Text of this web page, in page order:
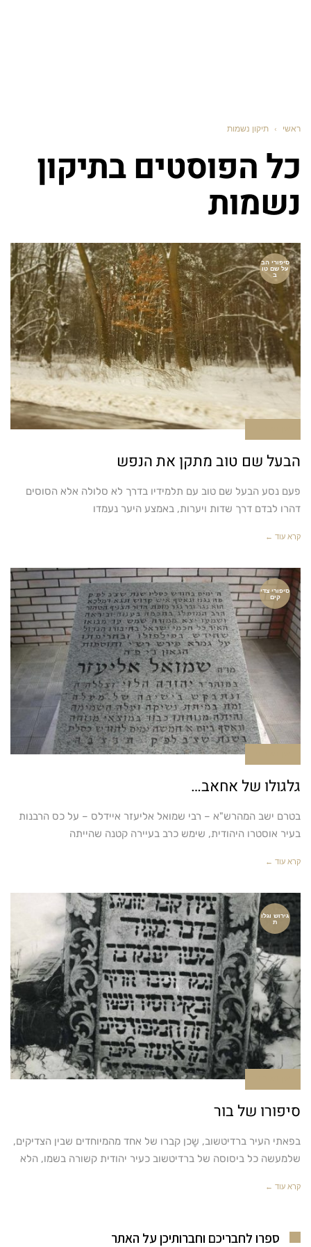
ראשי › תיקון נשמות
כל הפוסטים בתיקון
נשמות
סיפורי הב
על שם טו
ב
הבעל שם טוב מתקן את הנפש
פעם נסע הבעל שם טוב עם תלמידיו בדרך לא סלולה אלא הסוסים
דהרו לבדם דרך שדות ויערות, באמצע היער נעמדו
קרא עוד ←
סיפורי צדי
קים
גלגולו של אחאב…
בטרם ישב המהרש"א – רבי שמואל אליעזר איידלס – על כס הרבנות
בעיר אוסטרו היהודית, שימש כרב בעיירה קטנה שהייתה
קרא עוד ←
גירוש וגלו
ת
סיפורו של בור
בפאתי העיר ברדיטשוב, שָכן קברו של אחד מהמיוחדים שבין הצדיקים,
שלמעשה כל ביסוסה של ברדיטשוב כעיר יהודית קשורה בשמו, הלא
קרא עוד ←
ספרו לחבריכם וחברותיכן על האתר